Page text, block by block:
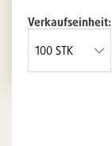
Verkaufseinheit: